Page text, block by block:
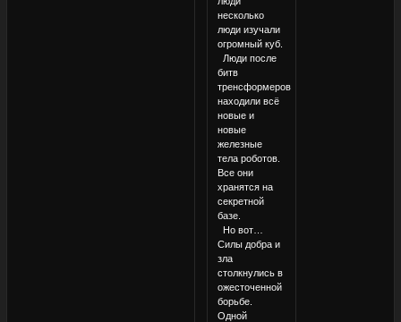
несколько
люди изучали
огромный куб.
Люди после
битв
тренсформеров
находили всё
новые и
новые
железные
тела роботов.
Все они
хранятся на
секретной
базе.
Но вот…
Силы добра и
зла
столкнулись в
ожесточенной
борьбе.
Одной